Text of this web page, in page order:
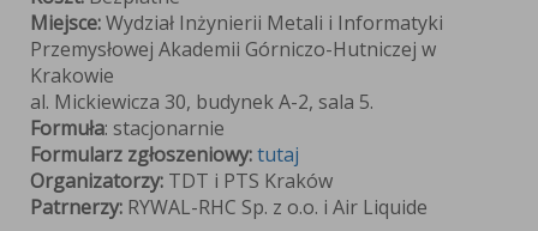
Miejsce:Wydział Inżynierii Metali i Informatyki
Przemysłowej Akademii Górniczo-Hutniczej w
Krakowie
al. Mickiewicza 30, budynek A-2, sala 5.
Formuła: stacjonarnie
Formularz zgłoszeniowy:tutaj
Organizatorzy: TDT i PTS Kraków
Patrnerzy: RYWAL-RHC Sp. z o.o. i Air Liquide